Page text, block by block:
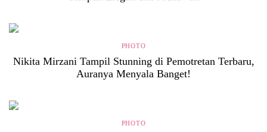
PHOTO
Nikita Mirzani Tampil Stunning di Pemotretan Terbaru,
Auranya Menyala Banget!
PHOTO